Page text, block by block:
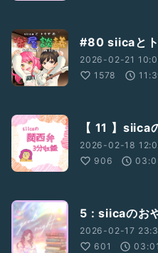
#80 siicaと
2026-02-21
1578
【 11 】siica
2026-02-18
906
5 : siicaのお
2026-02-17
601
03:01